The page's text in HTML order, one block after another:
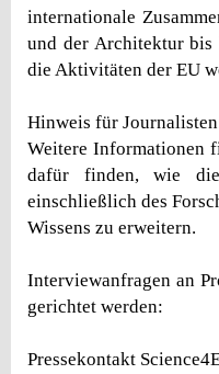
internationale
und der Architektur bis
die Aktivitäten der EU
Hinweis für
Weitere Informationen
dafür finden, wie
einschließlich des
Wissens zu erweitern.
Interviewanfragen an
gerichtet werden:
Pressekontakt